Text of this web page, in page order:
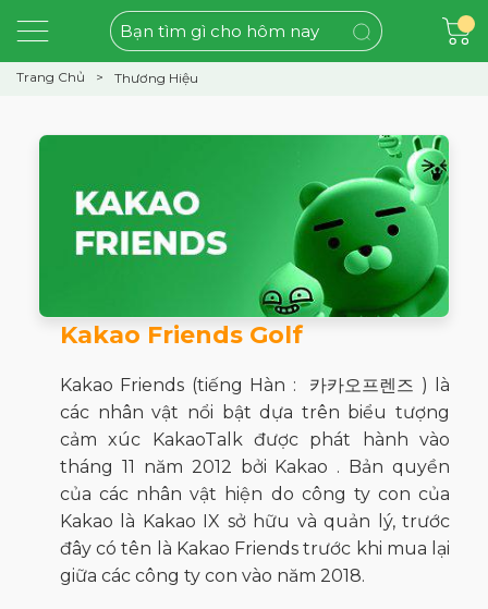
Trang Chủ Thương Hiệu
Kakao Friends Golf
Kakao Friends (tiếng Hàn : 카카오프렌즈 ) là
các nhân vật nổi bật dựa trên biểu tượng
cảm xúc KakaoTalk được phát hành vào
tháng 11 năm 2012 bởi Kakao . Bản quyền
của các nhân vật hiện do công ty con của
Kakao là Kakao IX sở hữu và quản lý, trước
đây có tên là Kakao Friends trước khi mua lại
giữa các công ty con vào năm 2018.